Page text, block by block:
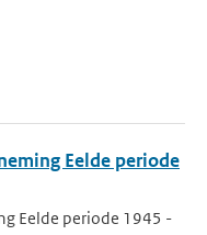
Eelde periode
Eelde periode 1945 -